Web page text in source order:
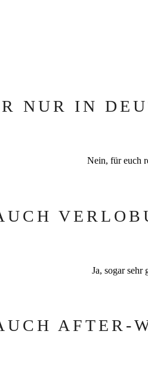
NUR IN
Nein, für euch
Ja, sogar
AFTER-